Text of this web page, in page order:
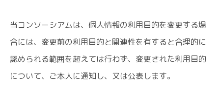
当コンソーシアムは、個人情報の利用目的を変更する場
合には、変更前の利用目的と関連性を有すると合理的に
認められる範囲を超えては行わず、変更された利用目的
について、ご本人に通知し、又は公表します。